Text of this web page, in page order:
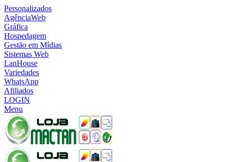
Personalizados
AgênciaWeb
Gráfica
Hospedagem
Gestão em Mídias
Sistemas Web
LanHouse
Variedades
WhatsApp
Afiliados
LOGIN
Menu